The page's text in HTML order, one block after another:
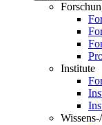
Institute